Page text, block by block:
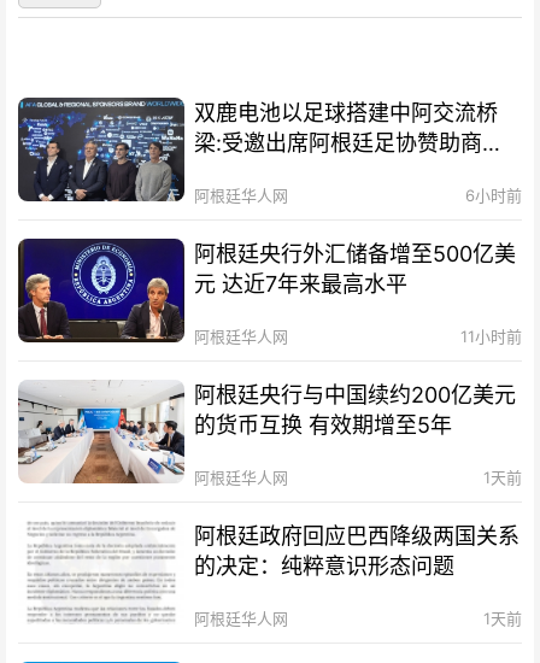
双鹿电池以足球搭建中阿交流桥
梁:受邀出席阿根廷足协赞助商招
阿根廷华人网 6小时前
阿根廷央行外汇储备增至500亿美
元 达近7年来最高水平
阿根廷华人网 11小时前
阿根廷央行与中国续约200亿美元
的货币互换 有效期增至5年
阿根廷华人网 1天前
阿根廷政府回应巴西降级两国关系
的决定：纯粹意识形态问题
阿根廷华人网 1天前